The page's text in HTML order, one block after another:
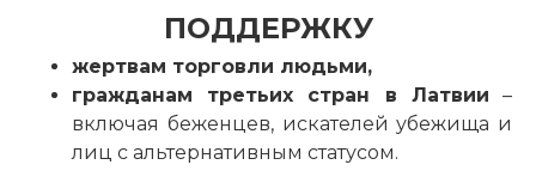
ПОДДЕРЖКУ
жертвам торговли людьми,
гражданам третьих стран в Латвии –
включая беженцев, искателей убежища и
лиц с альтернативным статусом.